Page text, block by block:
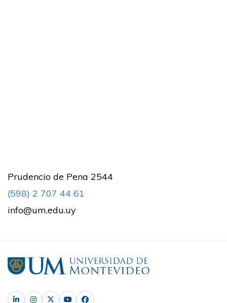
Prudencio de Pena 2544
(598) 2 707 44 61
info@um.edu.uy